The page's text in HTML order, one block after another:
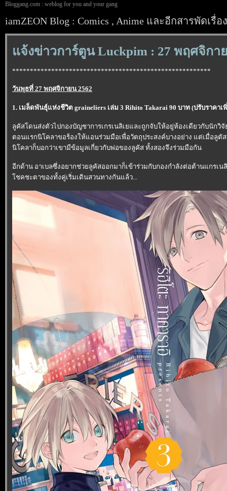
Bloggang.com : weblog for you and your gang
iamZEON Blog : Comics , Anime และอีกสารพัดเรื่อง
จ้งข่าวการ์ตูน Luckpim : 27 พฤศจิกา
********************************************************
วันพุธที่ 27 พฤศจิกายน 2562
1. เมล็ดพันธุ์แห่งชีวิต graineliers เล่ม 3 Rihito Takarai 90 บาท (ปรับราคา
ลูคัสโดนส่งตัวไปกองบัญชาการเกรเนลิเยและถูกจับให้อยู่ห้องเดียวกับนักวิ
ตอนแรกนิโคลาขอร้องให้แอนร่วมมือเพื่อวัตถุประสงค์บางอย่าง แต่เมื่อลูตั
นิโคลาก็บอกว่าเขามีข้อมูลเกี่ยวกับพ่อของลูคัส ทั้งสองจึงร่วมมือกัน
อีกด้าน อาเบลซึ่งอยากช่วยลูคัสออกมาก็เข้าร่วมกับกองกำลังต่อต้านแกรเ
ชคชะตาของทั้งคู่เริ่มเดินสวนทางกันแล้ว...